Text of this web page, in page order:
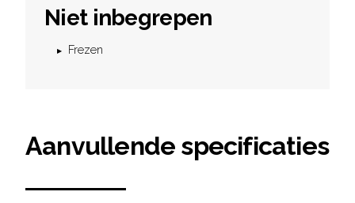
Niet inbegrepen
Frezen
Aanvullende specificaties